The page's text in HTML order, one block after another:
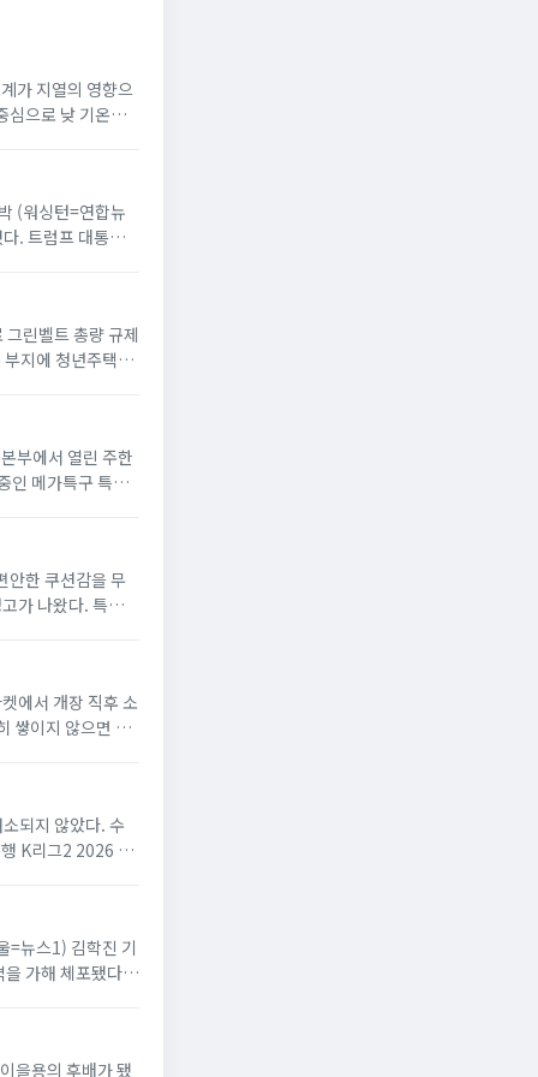
가 지열의 영향으
심으로 낮 기온이
(워싱턴=연합뉴
. 트럼프 대통령
린벨트 총량 규제
지에 청년주택”
부에서 열린 주한
인 메가특구 특별
안한 쿠션감을 무
가 나왔다. 특유의
에서 개장 직후 소
쌓이지 않으면 적
되지 않았다. 수
K리그2 2026 20
=뉴스1) 김학진 기
가해 체포됐다.
을용의 후배가 됐